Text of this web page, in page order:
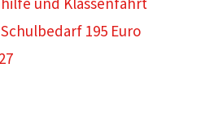
Schulbedarf 195 Euro